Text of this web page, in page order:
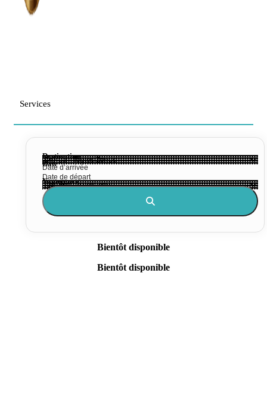
Services
Destination
Date
Voyageurs
Bientôt disponible
Bientôt disponible